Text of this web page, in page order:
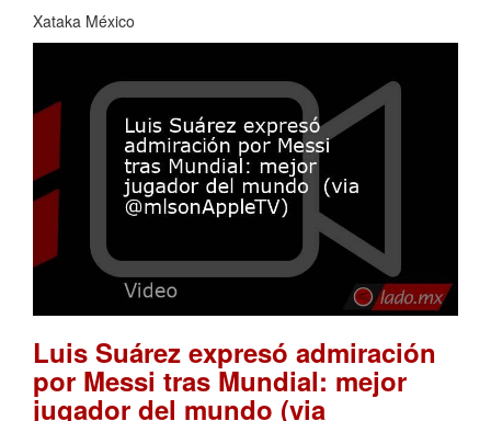
Xataka México
Luis Suárez expresó admiración
por Messi tras Mundial: mejor
jugador del mundo (via